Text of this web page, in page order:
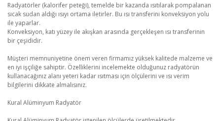
Radyatörler (kalorifer peteği), temelde bir kazanda ısıtılarak pompalanan
sıcak sudan aldığı ısıyı ortama iletirler. Bu ısı transferini konveksiyon yolu
ile yaparlar.
Konveksiyon, katı yüzey ile akışkan arasında gerçekleşen ısı transferinin
bir çeşididir.
Müşteri memnuniyetine önem veren firmamız yüksek kalitede malzeme ve
en iyi işçiliğe sahiptir. Özelliklerini incelemekte olduğunuz radyatörün
kullanacağınız alanı yeteri kadar ısıtması için ölçülerini ve ısı verim
bilgilerini dikkate almalısınız.
Kural Alüminyum Radyatör